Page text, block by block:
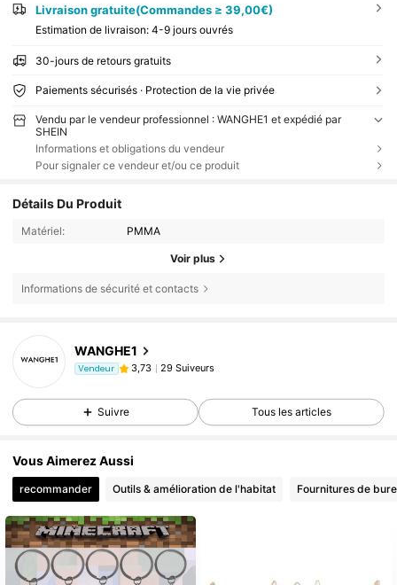
Livraison gratuite(Commandes ≥ 39,00€)
Estimation de livraison: 4-9 jours ouvrés
30-jours de retours gratuits
Paiements sécurisés · Protection de la vie privée
Vendu par le vendeur professionnel : WANGHE1 et expédié par
SHEIN
Informations et obligations du vendeur
Pour signaler ce vendeur et/ou ce produit
Détails Du Produit
Matériel: PMMA
Voir plus
Informations de sécurité et contacts
WANGHE1
Vendeur 3,73 29 Suiveurs
Suivre Tous les articles
Vous Aimerez Aussi
recommander Outils & amélioration de l'habitat Fournitures de